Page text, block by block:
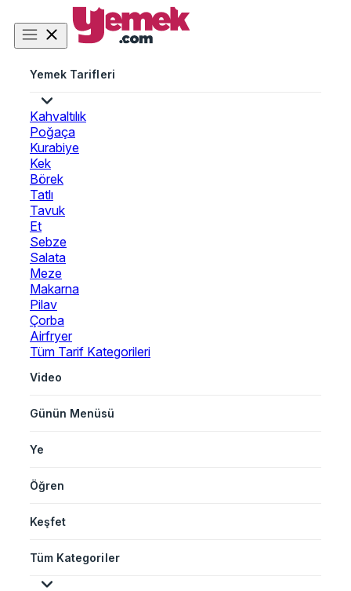
Yemek Tarifleri
Kahvaltılık
Poğaça
Kurabiye
Kek
Börek
Tatlı
Tavuk
Et
Sebze
Salata
Meze
Makarna
Pilav
Çorba
Airfryer
Tüm Tarif Kategorileri
Video
Günün Menüsü
Ye
Öğren
Keşfet
Tüm Kategoriler